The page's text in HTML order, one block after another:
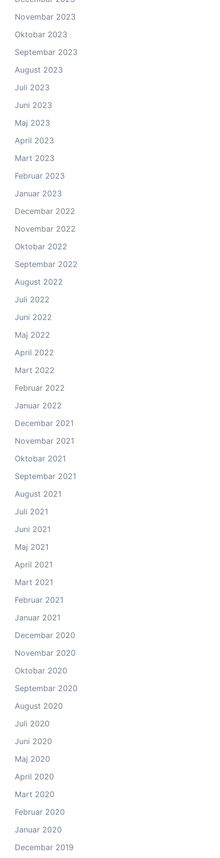
Novembar 2023
Oktobar 2023
Septembar 2023
August 2023
Juli 2023
Juni 2023
Maj 2023
April 2023
Mart 2023
Februar 2023
Januar 2023
Decembar 2022
Novembar 2022
Oktobar 2022
Septembar 2022
August 2022
Juli 2022
Juni 2022
Maj 2022
April 2022
Mart 2022
Februar 2022
Januar 2022
Decembar 2021
Novembar 2021
Oktobar 2021
Septembar 2021
August 2021
Juli 2021
Juni 2021
Maj 2021
April 2021
Mart 2021
Februar 2021
Januar 2021
Decembar 2020
Novembar 2020
Oktobar 2020
Septembar 2020
August 2020
Juli 2020
Juni 2020
Maj 2020
April 2020
Mart 2020
Februar 2020
Januar 2020
Decembar 2019